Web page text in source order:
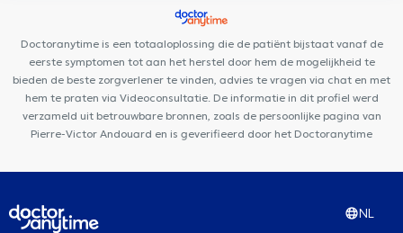
Centre Kiné +
MediConsult
OdontoSmile: Clinique Dentaire
Pluridisciplinaired'Urgence
Cabinet Dentaire Joyeuse entrée
Doctoranytime is een totaaloplossing die de patiënt bijstaat vanaf de
eerste symptomen tot aan het herstel door hem de mogelijkheid te
bieden de beste zorgverlener te vinden, advies te vragen via chat en met
hem te praten via Videoconsultatie. De informatie in dit profiel werd
verzameld uit betrouwbare bronnen, zoals de persoonlijke pagina van
Pierre-Victor Andouard en is geverifieerd door het Doctoranytime
NL